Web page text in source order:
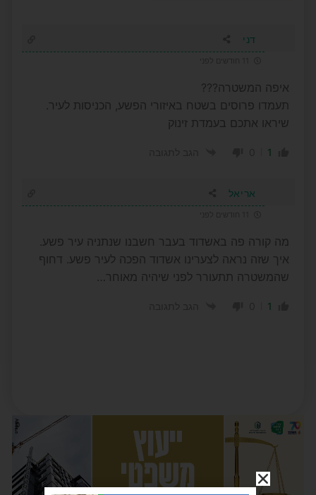
איפה המשטרה???
תעמדו פרוסים בשטח באיזורי הפשע, הכניסות לעיר.
שיראו אתכם בעמדת זינוק
0
אריאל
מה קורה פה באשדוד בעבר חשבנו שנתניה עיר פשע.
איך שזה נראה לצערינו אשדוד הפכה לעיר פשע. דחוף
שהמשטרה תתעורר לפני שיהיה מאוחר…
0